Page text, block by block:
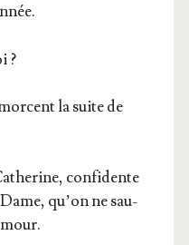
?
la suite de
confi­dente
qu’on ne sau­